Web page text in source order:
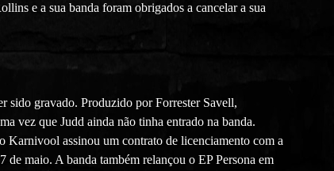
e a sua banda foram obrigados a cancelar a sua
sido gravado. Produzido por Forrester Savell,
vez que Judd ainda não tinha entrado na banda.
assinou um contrato de licenciamento com a
maio. A banda também relançou o EP Persona em